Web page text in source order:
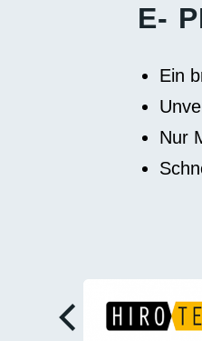
E-
Ein
Nur